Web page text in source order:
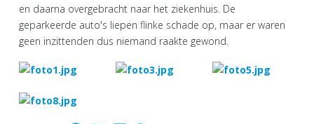
en daarna overgebracht naar het ziekenhuis. De
geparkeerde auto's liepen flinke schade op, maar er waren
geen inzittenden dus niemand raakte gewond.